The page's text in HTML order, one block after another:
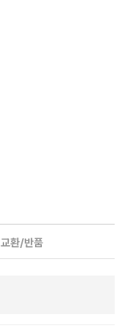
교환/반품